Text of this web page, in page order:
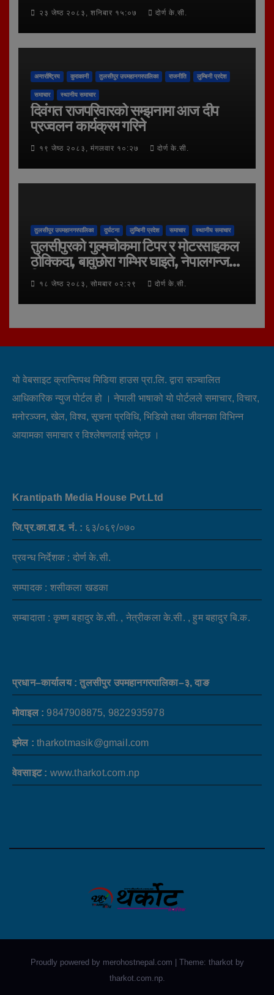
२३ जेष्ठ २०८३, शनिबार १५:०७ दोर्ण के.सी.
अन्तर्राष्ट्रिय कुराकानी तुलसीपुर उपमहानगरपालिका राजनीति लुम्बिनी प्रदेश
समाचार स्थानीय समाचार
दिवंगत राजपरिवारको सम्झनामा आज दीप
प्रज्वलन कार्यक्रम गरिने
१९ जेष्ठ २०८३, मंगलवार १०:२७ दोर्ण के.सी.
तुलसीपुर उपमहानगरपालिका दुर्घटना लुम्बिनी प्रदेश समाचार स्थानीय समाचार
तुलसीपुरको गुल्मचोकमा टिपर र मोटरसाइकल
ठोक्किदा, बावुछोरा गम्भिर घाइते, नेपालगन्ज
रिफर
१८ जेष्ठ २०८३, सोमबार ०२:२९ दोर्ण के.सी.
यो वेबसाइट क्रान्तिपथ मिडिया हाउस प्रा.लि. द्वारा सञ्चालित
आधिकारिक न्युज पोर्टल हो । नेपाली भाषाको यो पोर्टलले समाचार, विचार,
मनोरञ्जन, खेल, विश्व, सूचना प्रविधि, भिडियो तथा जीवनका विभिन्न
आयामका समाचार र विश्लेषणलाई समेट्छ ।
Krantipath Media House Pvt.Ltd
जि.प्र.का.दा.द. नं. : ६३/०६९/०७०
प्रवन्ध निर्देशक : दोर्ण के.सी.
सम्पादक : शसीकला खडका
सम्बादाता : कृष्ण बहादुर के.सी. , नेत्रीकला के.सी. , हुम बहादुर बि.क.
प्रधान–कार्यालय : तुलसीपुर उपमहानगरपालिका–३, दाङ
मोवाइल : 9847908875, 9822935978
इमेल :tharkotmasik@gmail.com
वेवसाइट : www.tharkot.com.np
Proudly powered by merohostnepal.com | Theme: tharkot by
tharkot.com.np.